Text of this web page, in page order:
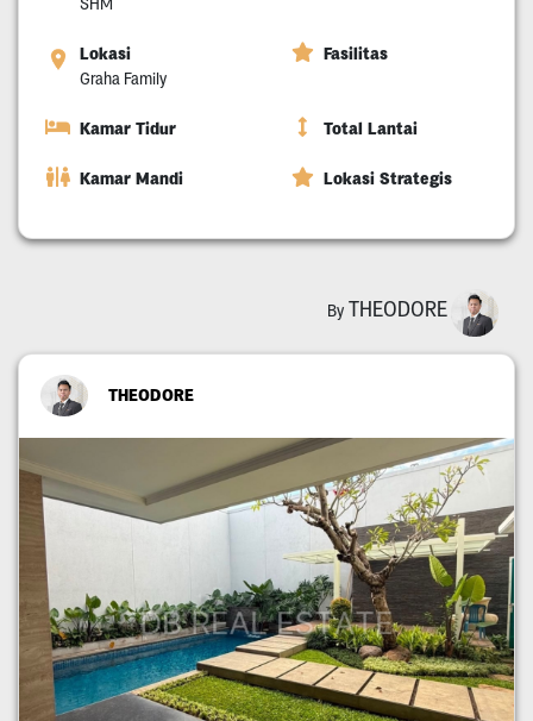
Lokasi
Graha Family
Fasilitas
Kamar Tidur Total Lantai
Kamar Mandi Lokasi Strategis
By THEODORE
THEODORE